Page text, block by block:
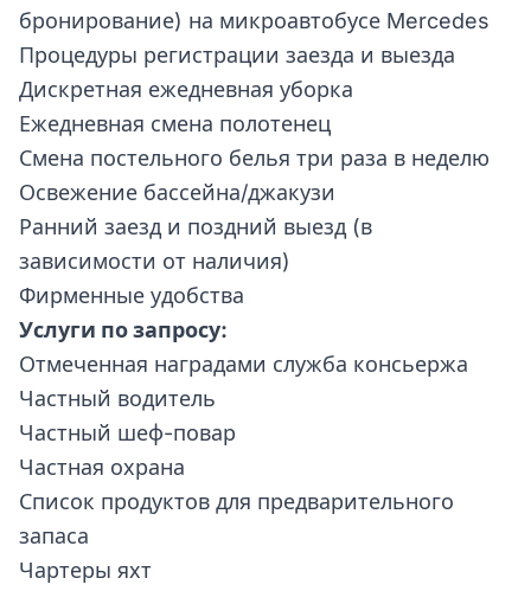
бронирование) на микроавтобусе Mercedes
Процедуры регистрации заезда и выезда
Дискретная ежедневная уборка
Ежедневная смена полотенец
Смена постельного белья три раза в неделю
Освежение бассейна/джакузи
Ранний заезд и поздний выезд (в
зависимости от наличия)
Фирменные удобства
Услуги по запросу:
Отмеченная наградами служба консьержа
Частный водитель
Частный шеф-повар
Частная охрана
Список продуктов для предварительного
запаса
Чартеры яхт